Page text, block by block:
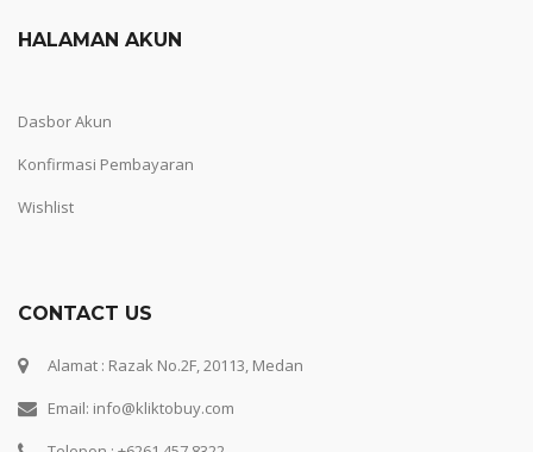
HALAMAN AKUN
Dasbor Akun
Konfirmasi Pembayaran
Wishlist
CONTACT US
Alamat : Razak No.2F, 20113, Medan
Email: info@kliktobuy.com